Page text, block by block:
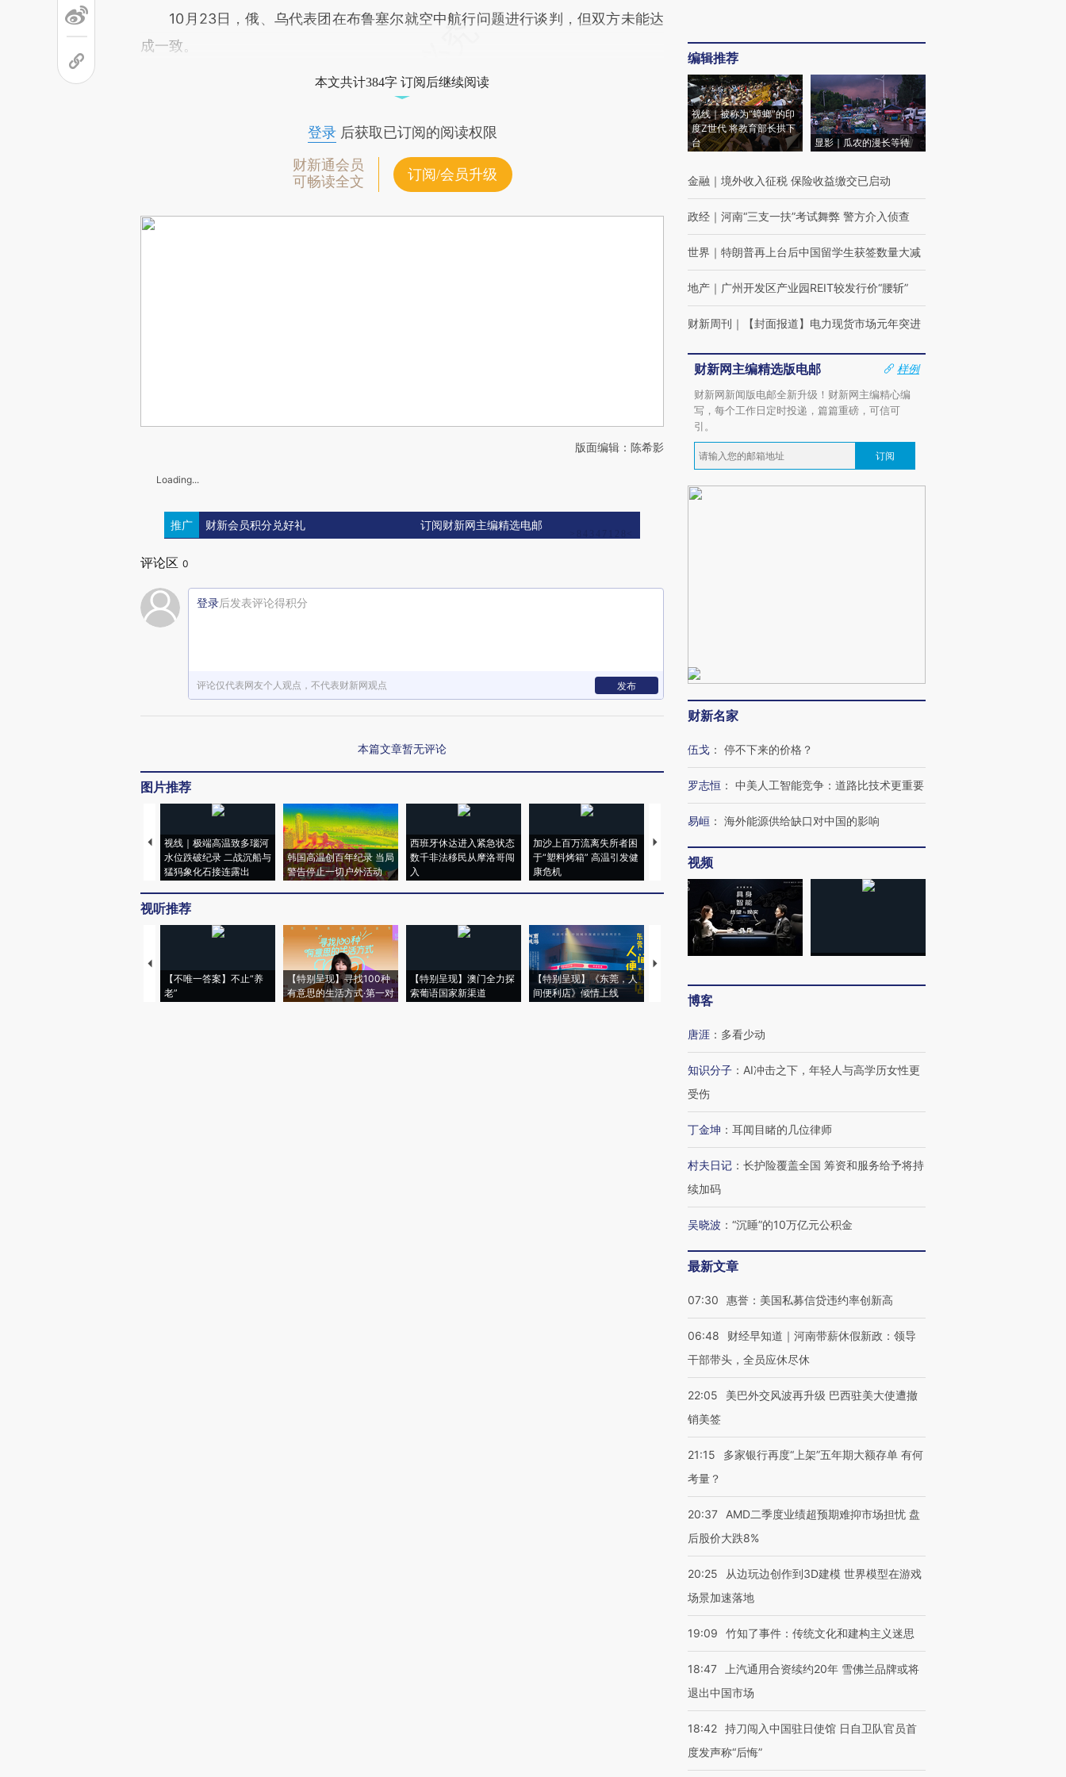
10月23日，俄、乌代表团在布鲁塞尔就空中航行问题进行谈判，但双方未能达
成一致。
本文共计384字 订阅后继续阅读
登录后获取已订阅的阅读权限
财新通会员
可畅读全文
订阅/会员升级
版面编辑：陈希影
Loading...
推广 财新会员积分兑好礼 订阅财新网主编精选电邮
评论区 0
登录后发表评论得积分
评论仅代表网友个人观点，不代表财新网观点 发布
本篇文章暂无评论
图片推荐
视线｜极端高温致多瑙河
水位跌破纪录 二战沉船与
猛犸象化石接连露出
韩国高温创百年纪录 当局
警告停止一切户外活动
西班牙休达进入紧急状态
数千非法移民从摩洛哥闯
入
加沙上百万流离失所者困
于“塑料烤箱” 高温引发健
康危机
马航飞行员跨国走私7万
粒摇头丸 尿检体内含3种
视听推荐
【不唯一答案】不止“养
老”
【特别呈现】寻找100种
有意思的生活方式·第一对
【特别呈现】澳门全力探
索葡语国家新渠道
【特别呈现】《东莞，人
间便利店》倾情上线
【推广】走进第四届链博
编辑推荐
视线｜被称为“蟑螂”的印
度Z世代 将教育部长拱下
台
显影｜瓜农的漫长等待
金融 ｜ 境外收入征税 保险收益缴交已启动
政经 ｜ 河南“三支一扶”考试舞弊 警方介入侦查
世界 ｜ 特朗普再上台后中国留学生获签数量大减
地产 ｜ 广州开发区产业园REIT较发行价“腰斩”
财新周刊 ｜ 【封面报道】电力现货市场元年突进
财新网主编精选版电邮
样例
财新网新闻版电邮全新升级！财新网主编精心编
写，每个工作日定时投递，篇篇重磅，可信可
引。
订阅
财新名家
伍戈 ： 停不下来的价格？
罗志恒 ： 中美人工智能竞争：道路比技术更重要
易峘 ： 海外能源供给缺口对中国的影响
视频
博客
唐涯 ： 多看少动
知识分子 ： AI冲击之下，年轻人与高学历女性更
受伤
丁金坤 ： 耳闻目睹的几位律师
村夫日记 ： 长护险覆盖全国 筹资和服务给予将持
续加码
吴晓波 ： “沉睡”的10万亿元公积金
最新文章
07:30 惠誉：美国私募信贷违约率创新高
06:48
财经早知道｜河南带薪休假新政：领导
干部带头，全员应休尽休
22:05
美巴外交风波再升级 巴西驻美大使遭撤
销美签
21:15
多家银行再度“上架”五年期大额存单 有何
考量？
20:37
AMD二季度业绩超预期难抑市场担忧 盘
后股价大跌8%
20:25
从边玩边创作到3D建模 世界模型在游戏
场景加速落地
19:09 竹知了事件：传统文化和建构主义迷思
18:47
上汽通用合资续约20年 雪佛兰品牌或将
退出中国市场
18:42 持刀闯入中国驻日使馆 日自卫队官员首
度发声称“后悔”